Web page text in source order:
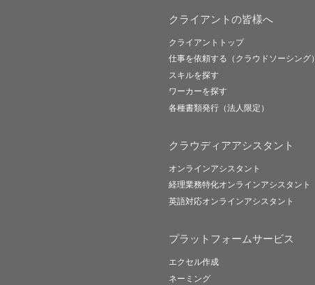
クライアントの皆様へ
クライアントトップ
仕事を依頼する（クラウドソーシング）
スキルを探す
ワーカーを探す
各種書類発行（法人限定）
クラウディアアシスタント
オンラインアシスタント
経理業務特化オンラインアシスタント
英語対応オンラインアシスタント
プラットフォームサービス
エクセル作成
ネーミング